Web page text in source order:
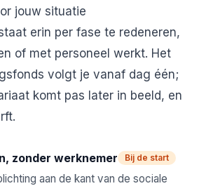
jouw situatie
erin per fase te redeneren,
of met personeel werkt. Het
volgt je vanaf dag één;
komt pas later in beeld, en
zonder werknemer Bij de start
aan de kant van de sociale